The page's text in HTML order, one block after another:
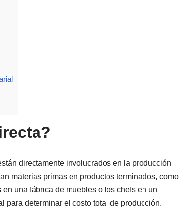
directamente involucrados en la producción
materias primas en productos terminados, como
una fábrica de muebles o los chefs en un
para determinar el costo total de producción.